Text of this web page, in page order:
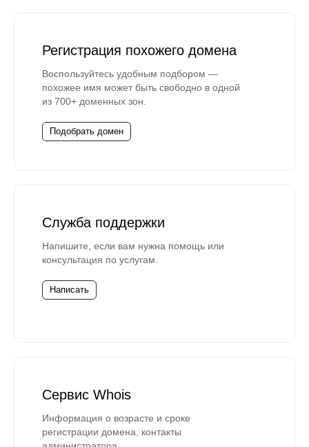
Регистрация похожего домена
Воспользуйтесь удобным подбором —
похожее имя может быть свободно в одной
из 700+ доменных зон.
Подобрать домен
Служба поддержки
Напишите, если вам нужна помощь или
консультация по услугам.
Написать
Сервис Whois
Информация о возрасте и сроке
регистрации домена, контакты